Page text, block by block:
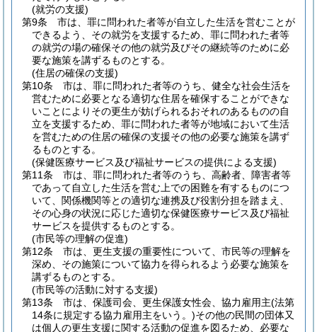
(就労の支援)
第9条
市は、罪に問われた者等が自立した生活を営むことが
できるよう、その就労を支援するため、罪に問われた者等
の就労の場の確保その他の就労及びその継続等のために必
要な施策を講ずるものとする。
(住居の確保の支援)
第10条
市は、罪に問われた者等のうち、健全な社会生活を
営むために必要となる適切な住居を確保することができな
いことによりその更生が妨げられるおそれのあるものの自
立を支援するため、罪に問われた者等が地域において生活
を営むための住居の確保の支援その他の必要な施策を講ず
るものとする。
(保健医療サービス及び福祉サービスの提供による支援)
第11条
市は、罪に問われた者等のうち、高齢者、障害者等
であって自立した生活を営む上での困難を有するものにつ
いて、関係機関等との適切な連携及び役割分担を踏まえ、
その心身の状況に応じた適切な保健医療サービス及び福祉
サービスを提供するものとする。
(市民等の理解の促進)
第12条
市は、更生支援の重要性について、市民等の理解を
深め、その施策について協力を得られるよう必要な施策を
講ずるものとする。
(市民等の活動に対する支援)
第13条
市は、保護司会、更生保護女性会、協力雇用主(法第
14条に規定する協力雇用主をいう。)その他の民間の団体又
は個人の更生支援に関する活動の促進を図るため、必要な